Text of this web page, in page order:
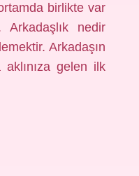
birlikte var
Arkadaşlık nedir
Arkadaşın
gelen ilk